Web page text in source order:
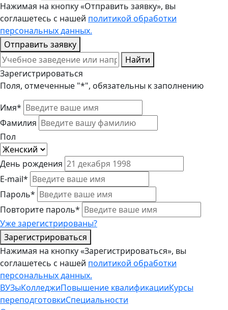
Нажимая на кнопку «Отправить заявку», вы
соглашетесь с нашей политикой обработки
персональных данных.
Отправить заявку
Найти
Зарегистрироваться
Поля, отмеченные "*", обязательны к заполнению
Имя*
Фамилия
Пол
День рождения
E-mail*
Пароль*
Повторите пароль*
Уже зарегистрированы?
Зарегистрироваться
Нажимая на кнопку «Зарегистрироваться», вы
соглашетесь с нашей политикой обработки
персональных данных.
ВУЗыКолледжиПовышение квалификацииКурсы
переподготовкиСпециальности